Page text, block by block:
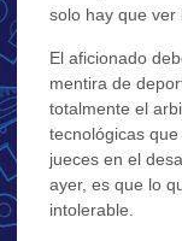
solo hay que ver
El aficionado
mentira de
totalmente el
tecnológicas
jueces en el
ayer, es que lo
intolerable.